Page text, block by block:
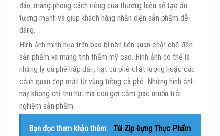
đáo, mang phong cách riêng của thương hiệu sẽ tạo ấn
tượng mạnh và giúp khách hàng nhận diện sản phẩm dễ
dàng.
Hình ảnh minh họa trên bao bì nên liên quan chặt chẽ đến
sản phẩm và mang tính thẩm mỹ cao. Hình ảnh có thể là
những ly cà phê hấp dẫn, hạt cà phê chất lượng hoặc các
cảnh quan đẹp mắt từ vùng trồng cà phê. Những hình ảnh
này không chỉ thu hút mà còn gợi cảm giác muốn trải
nghiệm sản phẩm.
Bạn đọc tham khảo thêm:
Túi Zip Đựng Thực Phẩm